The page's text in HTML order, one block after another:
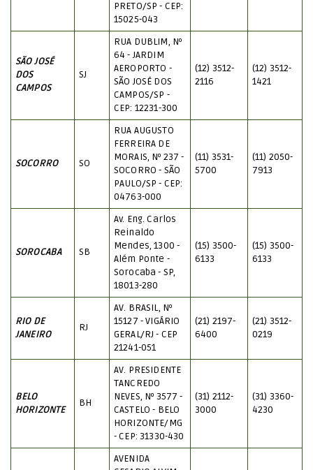
PRETO/SP - CEP:
15025-043
SÃO JOSÉ
DOS
CAMPOS
SJ
RUA DUBLIM, Nº
64 - JARDIM
AEROPORTO -
SÃO JOSÉ DOS
CAMPOS/SP -
CEP: 12231-300
(12) 3512-
2116
(12) 3512-
1421
SOCORRO SO
RUA AUGUSTO
FERREIRA DE
MORAIS, Nº 237 -
SOCORRO - SÃO
PAULO/SP - CEP:
04763-000
(11) 3531-
5700
(11) 2050-
7913
SOROCABA SB
Av. Eng. Carlos
Reinaldo
Mendes, 1300 -
Além Ponte -
Sorocaba - SP,
18013-280
(15) 3500-
6133
(15) 3500-
6133
RIO DE
JANEIRO
RJ
AV. BRASIL, Nº
15127 - VIGÁRIO
GERAL/RJ - CEP
21241-051
(21) 2197-
6400
(21) 3512-
0219
BELO
HORIZONTE
BH
AV. PRESIDENTE
TANCREDO
NEVES, Nº 3577 -
CASTELO - BELO
HORIZONTE/MG
- CEP: 31330-430
(31) 2112-
3000
(31) 3360-
4230
AVENIDA